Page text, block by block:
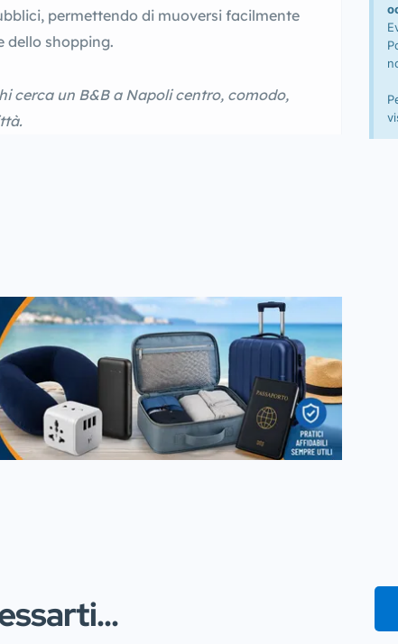
permettendo di muoversi facilmente
dello shopping.
cerca un B&B a Napoli centro, comodo,